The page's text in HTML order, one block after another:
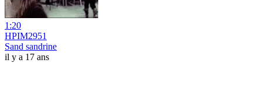
1:20
HPIM2951
Sand sandrine
il y a 17 ans